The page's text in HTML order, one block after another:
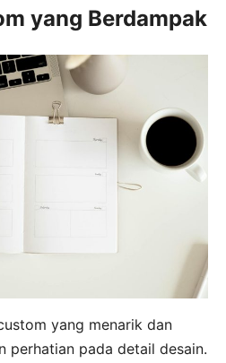
yang Berdampak
yang menarik dan
perhatian pada detail desain.